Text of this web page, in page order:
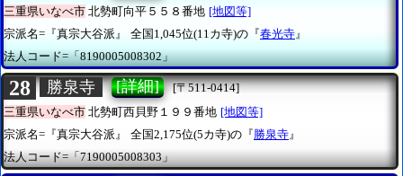
三重県いなべ市 北勢町向平５５８番地 [地図等]
宗派名=『真宗大谷派』
全国1,045位(11カ寺)の『春光寺 』
法人コード=「8190005008302」
28 勝泉寺 [詳細]
[〒511-0414]
三重県いなべ市 北勢町西貝野１９９番地 [地図等]
宗派名=『真宗大谷派』
全国2,175位(5カ寺)の『 勝泉寺 』
法人コード=「7190005008303」